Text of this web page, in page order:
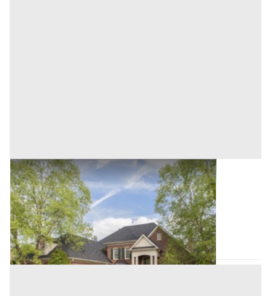
Villini all'asta a Padova
Camposampiero (Padova)
Offerta minima
243.000 € 324.000 €
Codice asta:AI375763
Asta chiusa